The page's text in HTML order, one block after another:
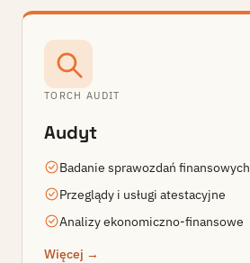
TORCH AUDIT
Audyt
Badanie sprawozdań finansowych
Przeglądy i usługi atestacyjne
Analizy ekonomiczno-finansowe
Więcej →